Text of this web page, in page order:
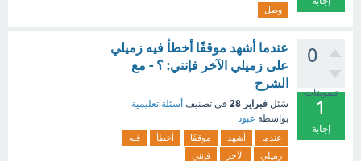
وصل
0
تصويتات
1
إجابة
عندما أشهد موقفًا أخطأ فيه زميلي
على زميلي الآخر فإنني: ؟ - مع
الشرح
سُئل فبراير 28 في تصنيف أسئلة تعليمية
بواسطة عبود
عندما أشهد موقفًا أخطأ
فيه
زميلي
الآخر فإنني